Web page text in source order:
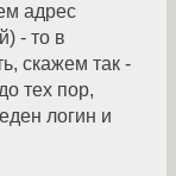
адрес
- то в
скажем так -
тех пор,
логин и